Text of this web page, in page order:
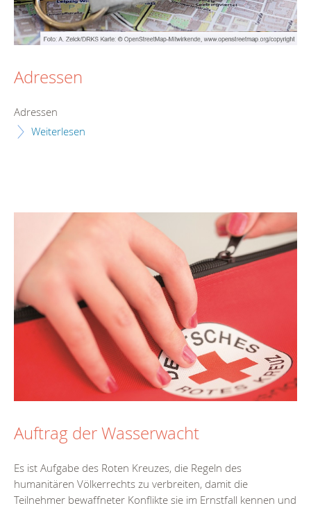
Adressen
Adressen
Weiterlesen
Auftrag der Wasserwacht
Es ist Aufgabe des Roten Kreuzes, die Regeln des
humanitären Völkerrechts zu verbreiten, damit die
Teilnehmer bewaffneter Konflikte sie im Ernstfall kennen und